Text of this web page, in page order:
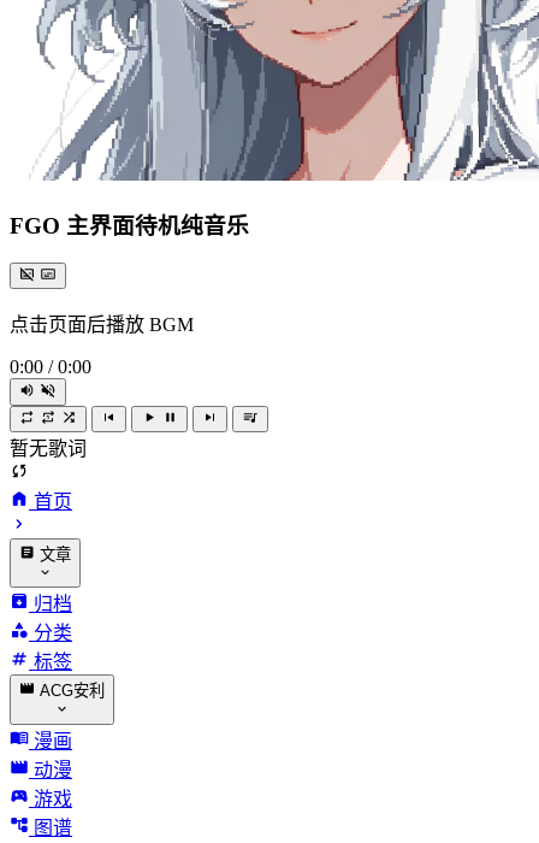
FGO 主界面待机纯音乐
点击页面后播放 BGM
0:00 / 0:00
暂无歌词
首页
文章
归档
分类
标签
ACG安利
漫画
动漫
游戏
图谱